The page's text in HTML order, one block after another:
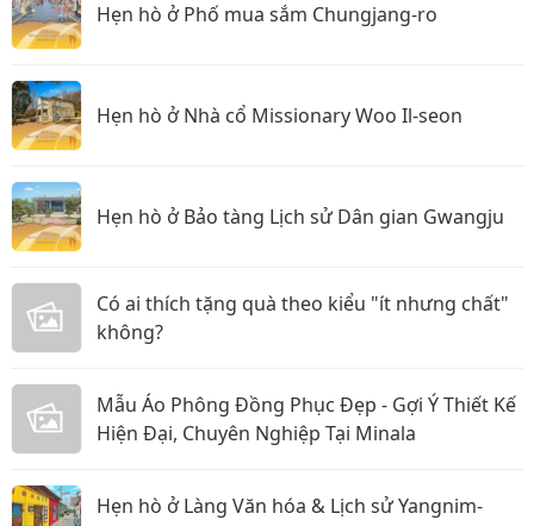
Hẹn hò ở Phố mua sắm Chungjang-ro
Hẹn hò ở Nhà cổ Missionary Woo Il-seon
Hẹn hò ở Bảo tàng Lịch sử Dân gian Gwangju
Có ai thích tặng quà theo kiểu "ít nhưng chất"
không?
Mẫu Áo Phông Đồng Phục Đẹp - Gợi Ý Thiết Kế
Hiện Đại, Chuyên Nghiệp Tại Minala
Hẹn hò ở Làng Văn hóa & Lịch sử Yangnim-